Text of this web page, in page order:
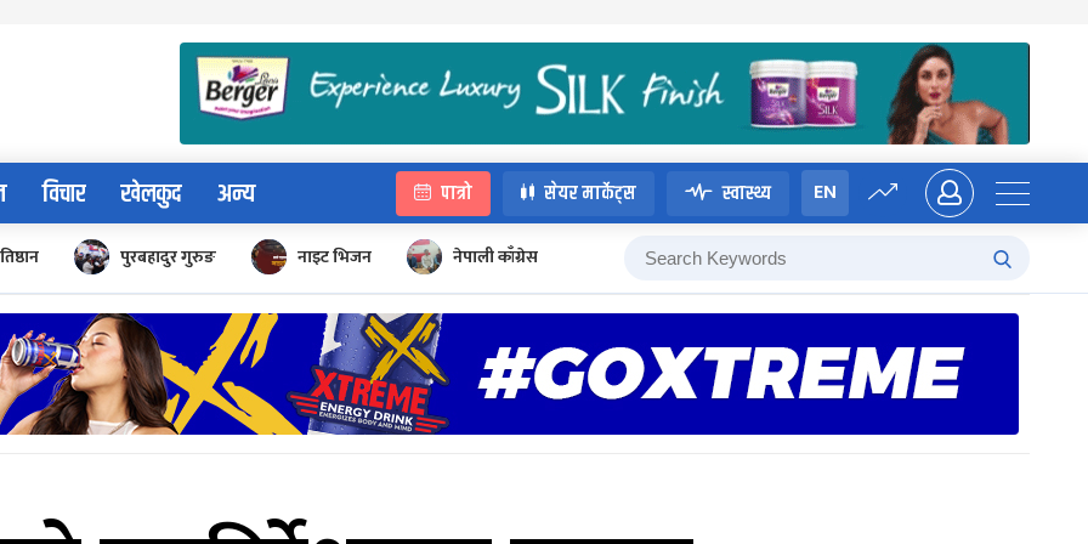
विचार खेलकुद अन्य पात्रो सेयर मार्केट्स स्वास्थ्य EN
पुरबहादुर गुरुङ नाइट भिजन नेपाली काँग्रेस